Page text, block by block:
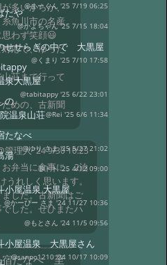
多いからか、
魚川市の名産
わず笑顔😃
応で、ゆった
荘まで行って
めの、古新聞
管理人'24 9/30 10:23
弁当に食事に、2泊
れしく思います。
した。古新聞はご
した。ぜひまたハ
宿たなべ 至
@まーくん '25 7/19 06:25
たや
@かよちゃん '25 7/15 18:04
せせらぎの中で 大黒屋
@くまり '25 7/10 17:58
泉大黒屋
@tabitappy '25 6/22 23:01
の
温泉山荘@Rei '25 6/6 11:34
たなべ
@ゆり さま '25 5/27 21:02
湯
@トト '25 4/12 09:00
小屋温泉 大黒屋
@かーぴー さま '24 11/27 10:36
@もとさん '24 11/5 09:56
小屋温泉 大黒屋さん
@sanpo1210 '24 10/17 10:09